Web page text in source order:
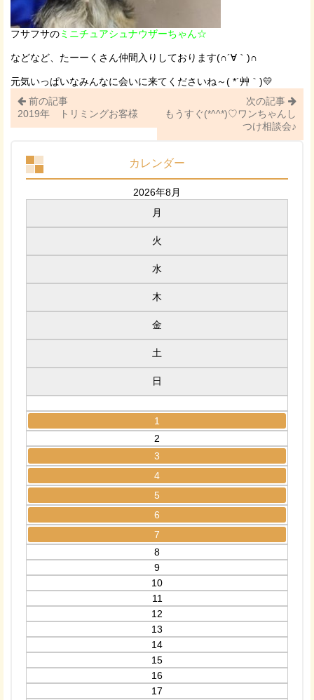
フサフサのミニチュアシュナウザーちゃん☆
などなど、たーーくさん仲間入りしております(∩´∀｀)∩
元気いっぱいなみんなに会いに来てくださいね～( *´艸｀)💛
前の記事
2019年 トリミングお客様
次の記事
もうすぐ(*^^*)♡ワンちゃんし
つけ相談会♪
カレンダー
2026年8月
月
火
水
木
金
土
日
1
2
3
4
5
6
7
8
9
10
11
12
13
14
15
16
17